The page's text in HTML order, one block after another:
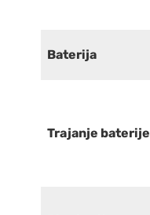
Baterija
Trajanje baterije